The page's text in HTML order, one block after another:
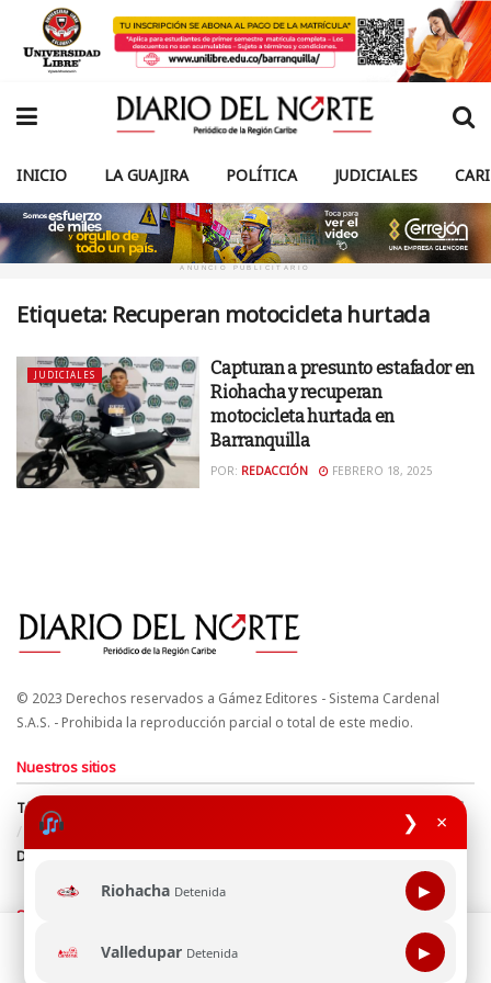
❯ ×
Riohacha Detenida ▶
Valledupar Detenida ▶
INICIO LA GUAJIRA POLÍTICA JUDICIALES
ANUNCIO PUBLICITARIO
Etiqueta: Recuperan motocicleta hurtada
JUDICIALES
Capturan a presunto estafador en
Riohacha y recuperan
motocicleta hurtada en
Barranquilla
POR: REDACCIÓN FEBRERO 18, 2025
© 2023 Derechos reservados a Gámez Editores - Sistema Cardenal
S.A.S. - Prohibida la reproducción parcial o total de este medio.
Nuestros sitios
Términos y Condiciones
Derechos de Autor y Propiedad Intelectual
Política de uso de cookies
Política de Tratamiento de Datos
Directrices Editoriales
Síguenos
Esta página web usa cookie para mejorar tu experiencia de
navegación, al continuar aceptas nuestra política de uso de